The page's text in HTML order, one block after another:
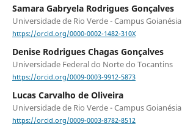
Samara Gabryela Rodrigues Gonçalves
Universidade de Rio Verde - Campus Goianésia
https://orcid.org/0000-0002-1482-310X
Denise Rodrigues Chagas Gonçalves
Universidade Federal do Norte do Tocantins
https://orcid.org/0009-0003-9912-5873
Lucas Carvalho de Oliveira
Universidade de Rio Verde - Campus Goianésia
https://orcid.org/0009-0003-8782-8512